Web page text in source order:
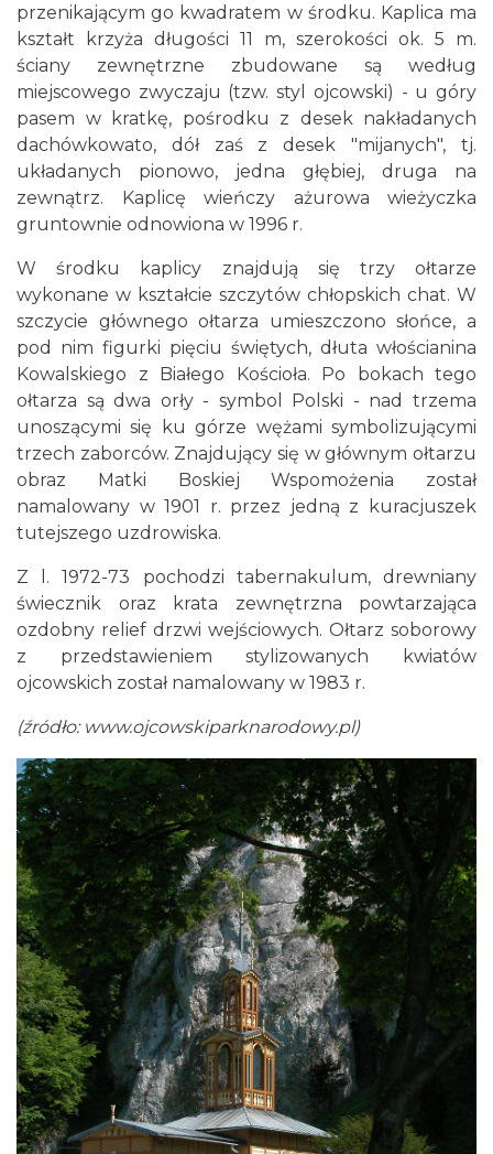
przenikającym go kwadratem w środku. Kaplica ma
kształt krzyża długości 11 m, szerokości ok. 5 m.
ściany zewnętrzne zbudowane są według
miejscowego zwyczaju (tzw. styl ojcowski) - u góry
pasem w kratkę, pośrodku z desek nakładanych
dachówkowato, dół zaś z desek "mijanych", tj.
układanych pionowo, jedna głębiej, druga na
zewnątrz. Kaplicę wieńczy ażurowa wieżyczka
gruntownie odnowiona w 1996 r.
W środku kaplicy znajdują się trzy ołtarze
wykonane w kształcie szczytów chłopskich chat. W
szczycie głównego ołtarza umieszczono słońce, a
pod nim figurki pięciu świętych, dłuta włościanina
Kowalskiego z Białego Kościoła. Po bokach tego
ołtarza są dwa orły - symbol Polski - nad trzema
unoszącymi się ku górze wężami symbolizującymi
trzech zaborców. Znajdujący się w głównym ołtarzu
obraz Matki Boskiej Wspomożenia został
namalowany w 1901 r. przez jedną z kuracjuszek
tutejszego uzdrowiska.
Z l. 1972-73 pochodzi tabernakulum, drewniany
świecznik oraz krata zewnętrzna powtarzająca
ozdobny relief drzwi wejściowych. Ołtarz soborowy
z przedstawieniem stylizowanych kwiatów
ojcowskich został namalowany w 1983 r.
(źródło: www.ojcowskiparknarodowy.pl)